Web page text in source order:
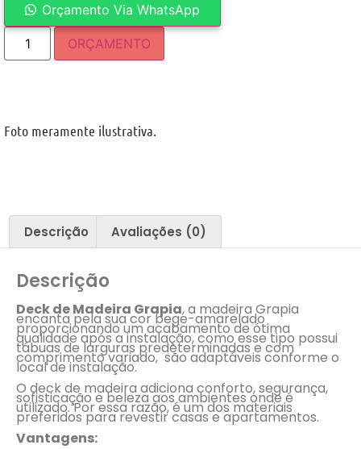
Orçamento Via WhatsApp
ORÇAMENTO
Foto meramente ilustrativa.
Descrição Avaliações (0)
Descrição
Deck de Madeira Grapia, a madeira Grapia
encanta pela sua cor bege-amarelado
proporcionando um acabamento de ótima
qualidade após a instalação, como esse tipo possui
tábuas de larguras predeterminadas e com
comprimento variado, são adaptáveis conforme o
local de instalação.
O deck de madeira adiciona conforto, segurança,
sofisticação e beleza aos ambientes onde é
utilizado. Por essa razão, é um dos materiais
preferidos para revestir casas e apartamentos.
Vantagens: